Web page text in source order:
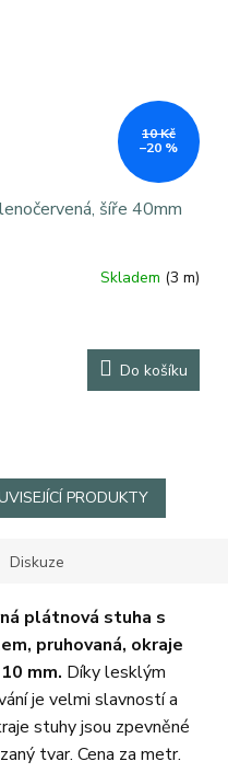
10 Kč
–20 %
šíře 40mm
Skladem (3 m)
Do košíku
PRODUKTY
Diskuze
plátnová stuha s
pruhovaná, okraje
mm. Díky lesklým
je velmi slavností a
stuhy jsou zpevněné
tvar. Cena za metr.